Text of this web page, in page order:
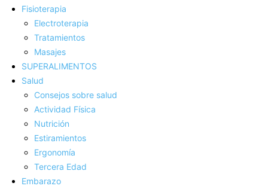
Fisioterapia
Electroterapia
Tratamientos
Masajes
SUPERALIMENTOS
Salud
Consejos sobre salud
Actividad Fí­sica
Nutrición
Estiramientos
Ergonomí­a
Tercera Edad
Embarazo